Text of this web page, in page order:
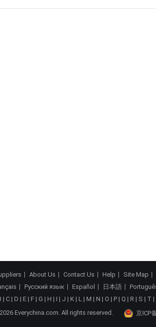
About Us Contact Us Help Site Map
Русский язык Español 日本語
| C | D | E | F | G | H | I | J | K | L | M | N | O | P | Q | R | S | T |
Everychina.com. All rights reserved.
京ICP